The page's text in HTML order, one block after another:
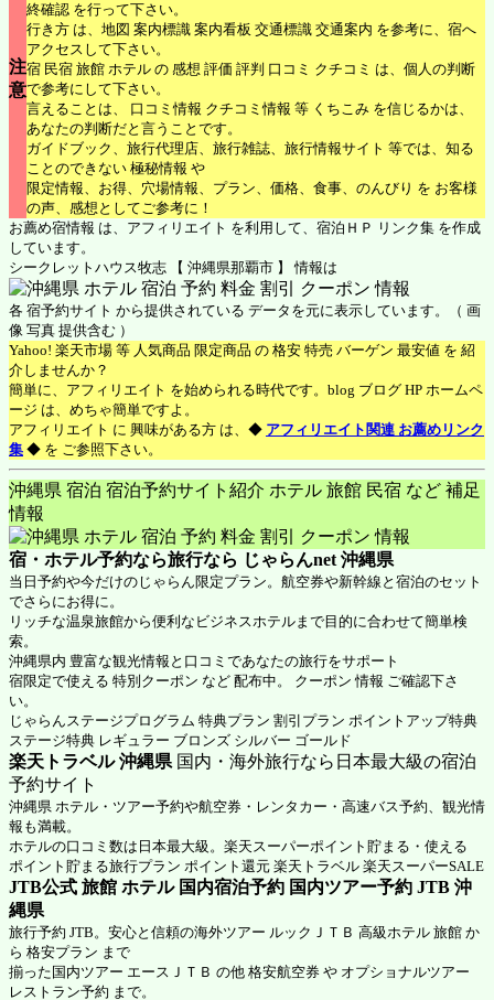
注
意
終確認 を行って下さい。
行き方 は、地図 案内標識 案内看板 交通標識 交通案内 を参考に、宿へ
アクセスして下さい。
宿 民宿 旅館 ホテル の 感想 評価 評判 口コミ クチコミ は、個人の判断
で参考にして下さい。
言えることは、 口コミ情報 クチコミ情報 等 くちこみ を信じるかは、
あなたの判断だと言うことです。
ガイドブック、旅行代理店、旅行雑誌、旅行情報サイト 等では、知る
ことのできない 極秘情報 や
限定情報、お得、穴場情報、プラン、価格、食事、のんびり を お客様
の声、感想としてご参考に！
お薦め宿情報 は、アフィリエイト を利用して、宿泊ＨＰ リンク集 を作成
しています。
シークレットハウス牧志 【 沖縄県那覇市 】 情報は
各 宿予約サイト から提供されている データを元に表示しています。（ 画
像 写真 提供含む ）
Yahoo! 楽天市場 等 人気商品 限定商品 の 格安 特売 バーゲン 最安値 を 紹
介しませんか？
簡単に、アフィリエイト を始められる時代です。blog ブログ HP ホームペ
ージ は、めちゃ簡単ですよ。
アフィリエイト に 興味がある方 は、◆ アフィリエイト関連 お薦めリンク
集 ◆ を ご参照下さい。
沖縄県 宿泊 宿泊予約サイト紹介 ホテル 旅館 民宿 など 補足
情報
宿・ホテル予約なら旅行なら じゃらんnet 沖縄県
当日予約や今だけのじゃらん限定プラン。航空券や新幹線と宿泊のセット
でさらにお得に。
リッチな温泉旅館から便利なビジネスホテルまで目的に合わせて簡単検
索。
沖縄県内 豊富な観光情報と口コミであなたの旅行をサポート
宿限定で使える 特別クーポン など 配布中。 クーポン 情報 ご確認下さ
い。
じゃらんステージプログラム 特典プラン 割引プラン ポイントアップ特典
ステージ特典 レギュラー ブロンズ シルバー ゴールド
楽天トラベル 沖縄県 国内・海外旅行なら日本最大級の宿泊
予約サイト
沖縄県 ホテル・ツアー予約や航空券・レンタカー・高速バス予約、観光情
報も満載。
ホテルの口コミ数は日本最大級。楽天スーパーポイント貯まる・使える
ポイント貯まる旅行プラン ポイント還元 楽天トラベル 楽天スーパーSALE
JTB公式 旅館 ホテル 国内宿泊予約 国内ツアー予約 JTB 沖
縄県
旅行予約 JTB。安心と信頼の海外ツアー ルックＪＴＢ 高級ホテル 旅館 か
ら 格安プラン まで
揃った国内ツアー エースＪＴＢ の他 格安航空券 や オプショナルツアー
レストラン予約 まで。